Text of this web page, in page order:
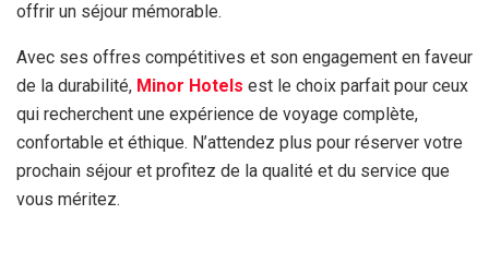
offrir un séjour mémorable.
Avec ses offres compétitives et son engagement en faveur
de la durabilité, Minor Hotels est le choix parfait pour ceux
qui recherchent une expérience de voyage complète,
confortable et éthique. N’attendez plus pour réserver votre
prochain séjour et profitez de la qualité et du service que
vous méritez.